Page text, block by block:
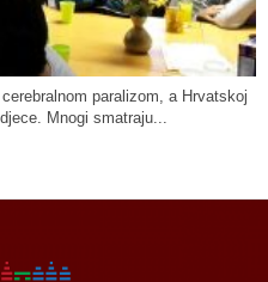
paralizom, a Hrvatskoj
Mnogi smatraju...